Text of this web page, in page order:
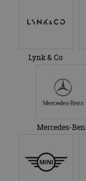
Lynk & Co
Mercedes-